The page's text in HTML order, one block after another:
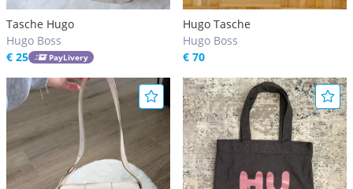
Tasche Hugo
Hugo Boss
€ 25
PayLivery
Hugo Tasche
Hugo Boss
€ 70